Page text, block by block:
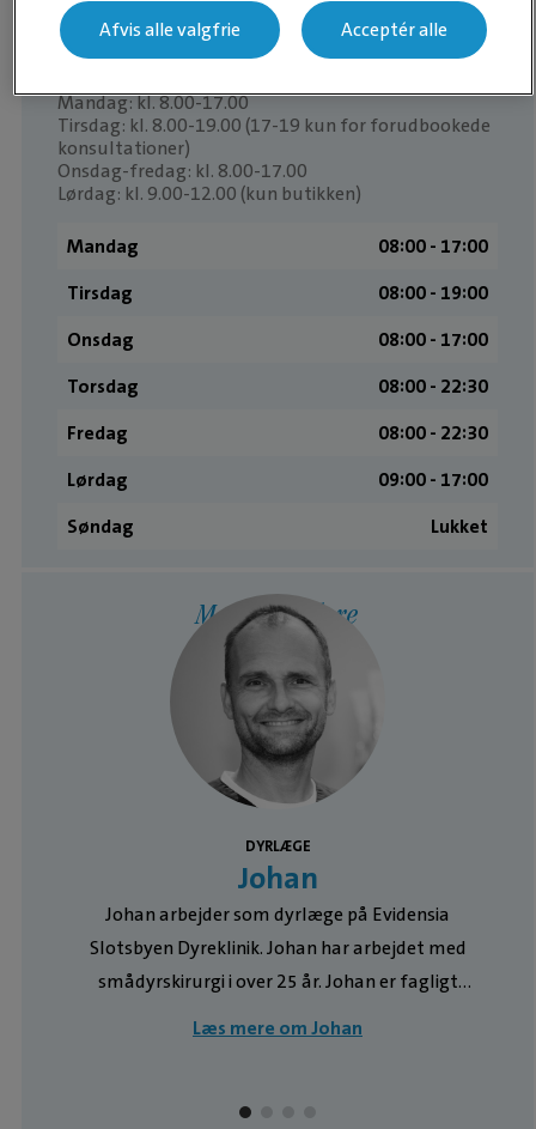
Åbningstider
Mandag: kl. 8.00-17.00
Tirsdag: kl. 8.00-19.00 (17-19 kun for forudbookede
konsultationer)
Onsdag-fredag: kl. 8.00-17.00
Lørdag: kl. 9.00-12.00 (kun butikken)
Mandag
08:00 ­- 17:00
Tirsdag
08:00 ­- 19:00
Onsdag
08:00 ­- 17:00
Torsdag
08:00 ­- 22:30
Fredag
08:00 ­- 22:30
Lørdag
09:00 ­- 17:00
Søndag
Lukket
Medarbejdere
DYRLÆGE
Johan
Johan arbejder som dyrlæge på Evidensia
Slotsbyen Dyreklinik. Johan har arbejdet med
smådyrskirurgi i over 25 år. Johan er fagligt
interesseret i ortopædi (knoglekirurgi) og
Læs mere om Johan
Afvis alle valgfrie Acceptér alle